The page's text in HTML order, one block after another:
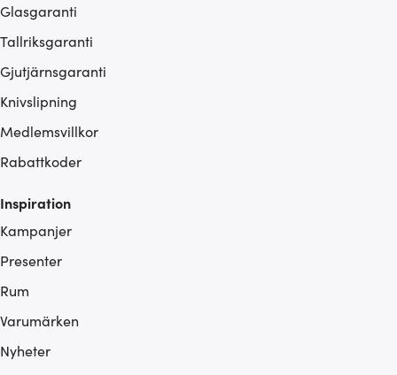
Glasgaranti
Tallriksgaranti
Gjutjärnsgaranti
Knivslipning
Medlemsvillkor
Rabattkoder
Inspiration
Kampanjer
Presenter
Rum
Varumärken
Nyheter